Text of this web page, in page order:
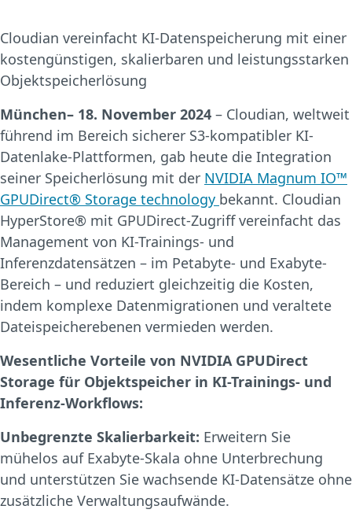
Cloudian vereinfacht KI-Datenspeicherung mit einer
kostengünstigen, skalierbaren und leistungsstarken
Objektspeicherlösung
München– 18. November 2024 – Cloudian, weltweit
führend im Bereich sicherer S3-kompatibler KI-
Datenlake-Plattformen, gab heute die Integration
seiner Speicherlösung mit der NVIDIA Magnum IO™
GPUDirect® Storage technology bekannt. Cloudian
HyperStore® mit GPUDirect-Zugriff vereinfacht das
Management von KI-Trainings- und
Inferenzdatensätzen – im Petabyte- und Exabyte-
Bereich – und reduziert gleichzeitig die Kosten,
indem komplexe Datenmigrationen und veraltete
Dateispeicherebenen vermieden werden.
Wesentliche Vorteile von NVIDIA GPUDirect
Storage für Objektspeicher in KI-Trainings- und
Inferenz-Workflows:
Unbegrenzte Skalierbarkeit: Erweitern Sie
mühelos auf Exabyte-Skala ohne Unterbrechung
und unterstützen Sie wachsende KI-Datensätze ohne
zusätzliche Verwaltungsaufwände.